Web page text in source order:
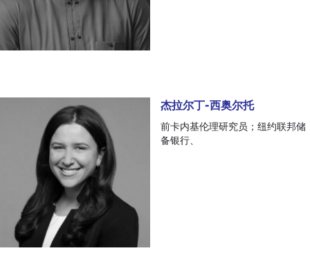
杰拉尔丁-西奥尔托 杰拉尔丁-西奥尔托
前卡内基伦理研究员；纽约联邦储
备银行、